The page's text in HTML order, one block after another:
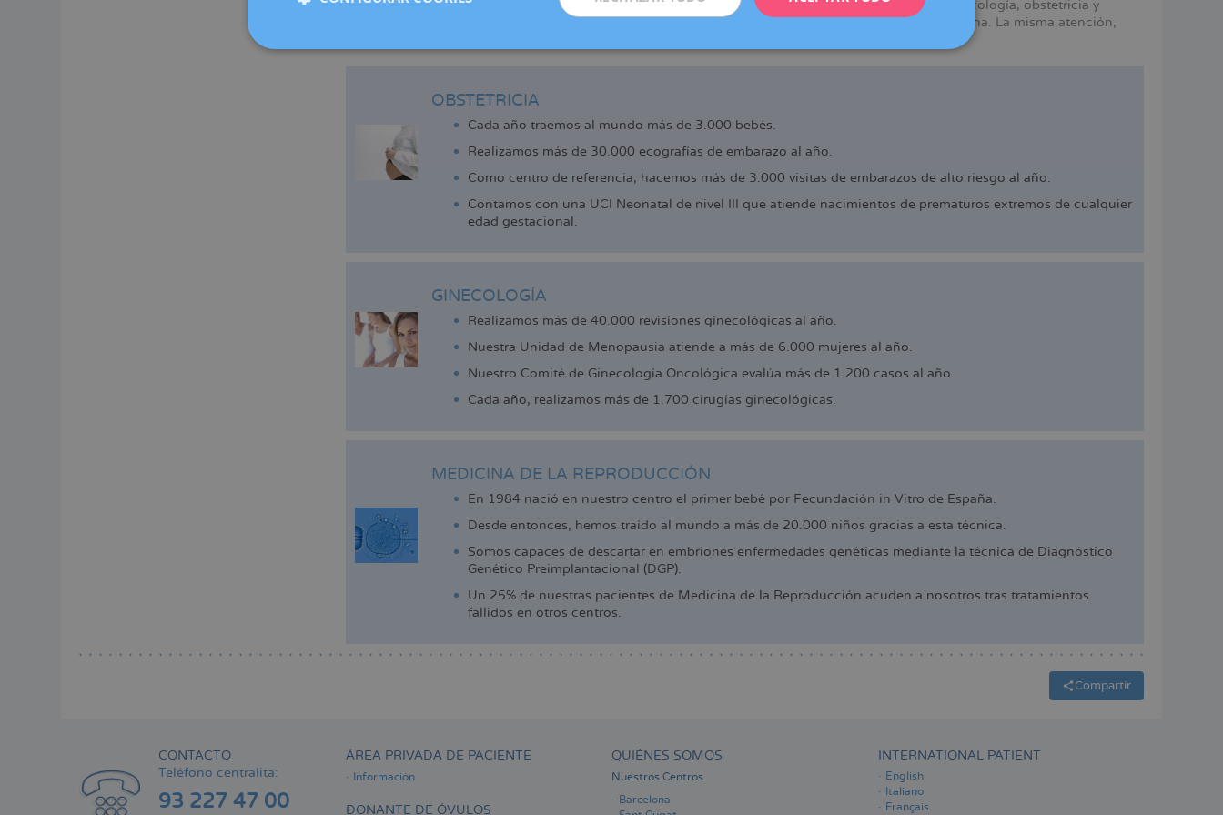
Cugat, Sabadell, Manresa, Reus y Vic (centro colaborador), que ofrecen los mismos servicios en ginecología, obstetricia y
medicina de la reproducción que actualmente ya disfrutan las pacientes de Dexeus Mujer en Barcelona. La misma atención,
OBSTETRICIA
Cada año traemos al mundo más de 3.000 bebés.
Realizamos más de 30.000 ecografías de embarazo al año.
Como centro de referencia, hacemos más de 3.000 visitas de embarazos de alto riesgo al año.
Contamos con una UCI Neonatal de nivel III que atiende nacimientos de prematuros extremos de cualquier
edad gestacional.
GINECOLOGÍA
Realizamos más de 40.000 revisiones ginecológicas al año.
Nuestra Unidad de Menopausia atiende a más de 6.000 mujeres al año.
Nuestro Comité de Ginecología Oncológica evalúa más de 1.200 casos al año.
Cada año, realizamos más de 1.700 cirugías ginecológicas.
MEDICINA DE LA REPRODUCCIÓN
En 1984 nació en nuestro centro el primer bebé por Fecundación in Vitro de España.
Desde entonces, hemos traído al mundo a más de 20.000 niños gracias a esta técnica.
Somos capaces de descartar en embriones enfermedades genéticas mediante la técnica de Diagnóstico
Genético Preimplantacional (DGP).
Un 25% de nuestras pacientes de Medicina de la Reproducción acuden a nosotros tras tratamientos
fallidos en otros centros.
Compartir
CONTACTO
Teléfono centralita:
93 227 47 00
ÁREA PRIVADA DE PACIENTE
Información
DONANTE DE ÓVULOS
QUIÉNES SOMOS
Nuestros Centros
Barcelona
INTERNATIONAL PATIENT
English
Italiano
Français